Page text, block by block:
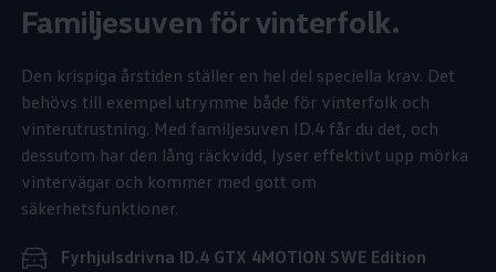
Familjesuven för vinterfolk.
Den krispiga årstiden ställer en hel del speciella krav. Det
behövs till exempel utrymme både för vinterfolk och
vinterutrustning. Med familjesuven ID.4 får du det, och
dessutom har den lång räckvidd, lyser effektivt upp mörka
vintervägar och kommer med gott om
säkerhetsfunktioner.
Fyrhjulsdrivna ID.4 GTX 4MOTION SWE Edition